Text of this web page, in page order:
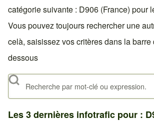
catégorie suivante : D906 (France) pour
Vous pouvez toujours rechercher une
celà, saisissez vos critères dans la
dessous
Rechercher
Les 3 dernières infotrafic pour :